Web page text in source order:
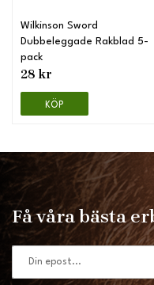
Wilkinson Sword
Dubbeleggade Rakblad 5-
pack
28 kr
KÖP
Få våra bästa